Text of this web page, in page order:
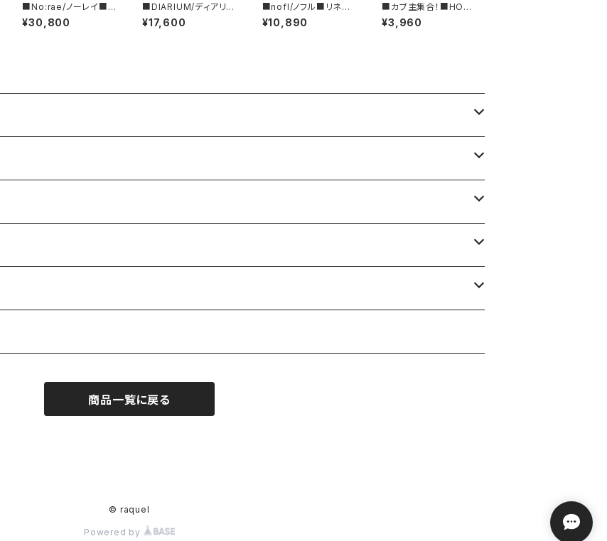
■No:rae/ノーレイ■テ
ティ – ■バゲット型レザ
ーハンドバッグ■N61-
¥30,800
■DIARIUM/ディアリウ
ム■シアー・ストライプ・
カーディガン■初秋新
¥17,600
■nofl/ノフル■リネン
クロス・ショートカーデ
ィガン■ブルー
¥10,890
■カブ主集合！■HON
DA スーパーカブTシャ
ツ■GIFTにもオススメ
¥3,960
商品一覧に戻る
© raquel
Powered by